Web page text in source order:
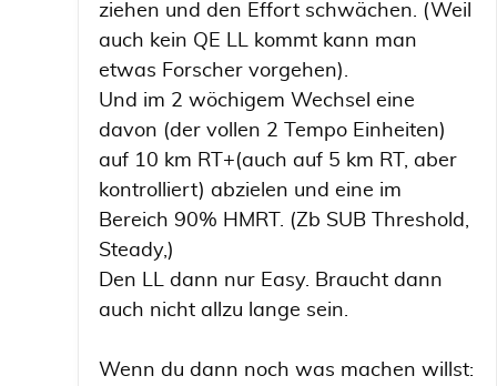
ziehen und den Effort schwächen. (Weil
auch kein QE LL kommt kann man
etwas Forscher vorgehen).
Und im 2 wöchigem Wechsel eine
davon (der vollen 2 Tempo Einheiten)
auf 10 km RT+(auch auf 5 km RT, aber
kontrolliert) abzielen und eine im
Bereich 90% HMRT. (Zb SUB Threshold,
Steady,)
Den LL dann nur Easy. Braucht dann
auch nicht allzu lange sein.
Wenn du dann noch was machen willst: